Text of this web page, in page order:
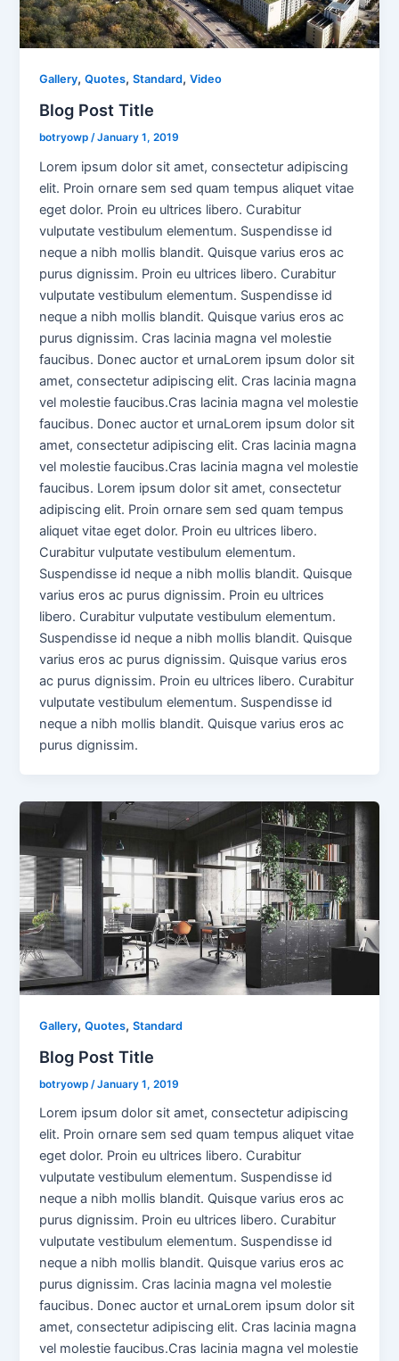
Gallery,Quotes,Standard,Video
Blog Post Title
botryowp /January 1, 2019
Lorem ipsum dolor sit amet, consectetur adipiscing
elit. Proin ornare sem sed quam tempus aliquet vitae
eget dolor. Proin eu ultrices libero. Curabitur
vulputate vestibulum elementum. Suspendisse id
neque a nibh mollis blandit. Quisque varius eros ac
purus dignissim. Proin eu ultrices libero. Curabitur
vulputate vestibulum elementum. Suspendisse id
neque a nibh mollis blandit. Quisque varius eros ac
purus dignissim. Cras lacinia magna vel molestie
faucibus. Donec auctor et urnaLorem ipsum dolor sit
amet, consectetur adipiscing elit. Cras lacinia magna
vel molestie faucibus.Cras lacinia magna vel molestie
faucibus. Donec auctor et urnaLorem ipsum dolor sit
amet, consectetur adipiscing elit. Cras lacinia magna
vel molestie faucibus.Cras lacinia magna vel molestie
faucibus. Lorem ipsum dolor sit amet, consectetur
adipiscing elit. Proin ornare sem sed quam tempus
aliquet vitae eget dolor. Proin eu ultrices libero.
Curabitur vulputate vestibulum elementum.
Suspendisse id neque a nibh mollis blandit. Quisque
varius eros ac purus dignissim. Proin eu ultrices
libero. Curabitur vulputate vestibulum elementum.
Suspendisse id neque a nibh mollis blandit. Quisque
varius eros ac purus dignissim. Quisque varius eros
ac purus dignissim. Proin eu ultrices libero. Curabitur
vulputate vestibulum elementum. Suspendisse id
neque a nibh mollis blandit. Quisque varius eros ac
purus dignissim.
Gallery,Quotes,Standard
Blog Post Title
botryowp /January 1, 2019
Lorem ipsum dolor sit amet, consectetur adipiscing
elit. Proin ornare sem sed quam tempus aliquet vitae
eget dolor. Proin eu ultrices libero. Curabitur
vulputate vestibulum elementum. Suspendisse id
neque a nibh mollis blandit. Quisque varius eros ac
purus dignissim. Proin eu ultrices libero. Curabitur
vulputate vestibulum elementum. Suspendisse id
neque a nibh mollis blandit. Quisque varius eros ac
purus dignissim. Cras lacinia magna vel molestie
faucibus. Donec auctor et urnaLorem ipsum dolor sit
amet, consectetur adipiscing elit. Cras lacinia magna
vel molestie faucibus.Cras lacinia magna vel molestie